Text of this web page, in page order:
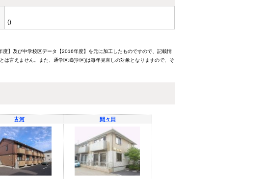
()
】及び中学校区データ【2016年度】を元に加工したものですので、記載情
言えません。また、通学区域(学区)は毎年見直しの対象となりますので、そ
古河 間々田